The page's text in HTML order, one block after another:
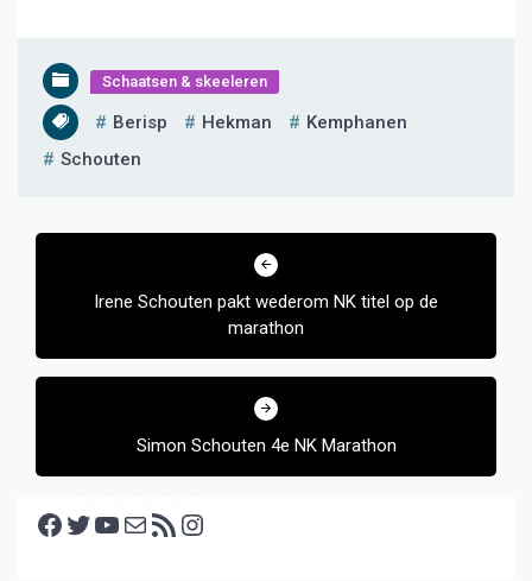
Schaatsen & skeeleren
Berisp Hekman
Kemphanen
Schouten
Bericht
Irene Schouten pakt wederom NK titel op de
marathon
Simon Schouten 4e NK Marathon
Facebook Twitter YouTube E-mail RSS feed